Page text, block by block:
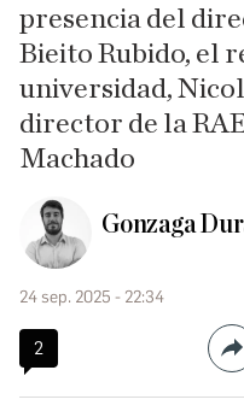
presencia del
Bieito Rubido, el
universidad,
director de la
Machado
Gonzaga
24 sep. 2025 - 22:34
2